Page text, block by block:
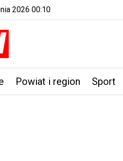
2026 00:10
Powiat i region Sport